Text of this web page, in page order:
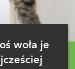
woła je